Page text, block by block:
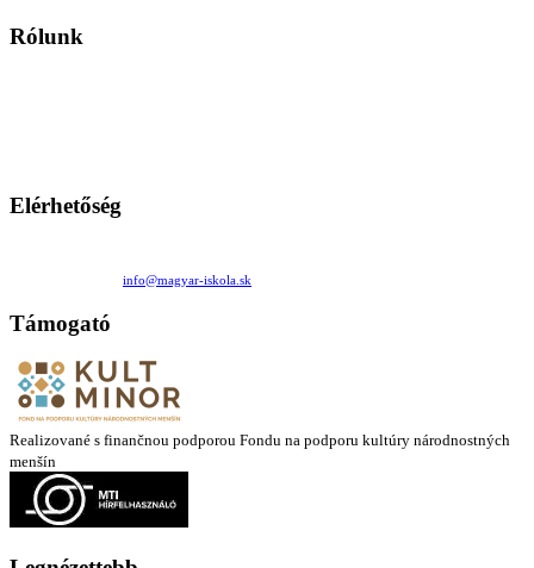
Rólunk
Elérhetőség
info@magyar-iskola.sk
Támogató
Realizované s finančnou podporou Fondu na podporu kultúry národnostných
menšín